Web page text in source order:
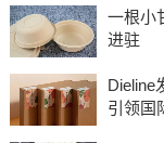
一根小
进驻
Dieline
引领国